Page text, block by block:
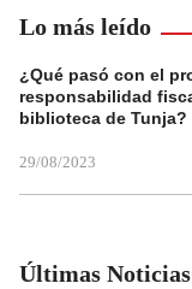
Lo más leído
¿Qué pasó con el
responsabilidad
biblioteca de Tunja?
29/08/2023
Últimas Noticias